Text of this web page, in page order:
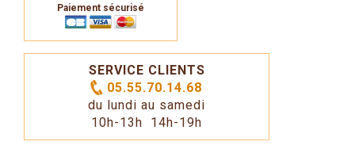
Paiement sécurisé
SERVICE CLIENTS
05.55.70.14.68
du lundi au samedi
10h-13h 14h-19h